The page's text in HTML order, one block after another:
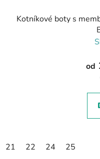
Kotníkové boty s
od
21 22 24 25